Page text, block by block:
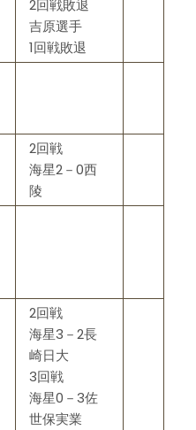
2回戦敗退
吉原選手
1回戦敗退
2回戦
海星2－0西
陵
2回戦
海星3－2長
崎日大
3回戦
海星0－3佐
世保実業